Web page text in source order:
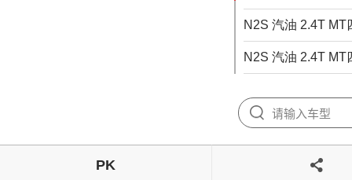
N2S 汽油 2.4T MT
N2S 汽油 2.4T MT
PK